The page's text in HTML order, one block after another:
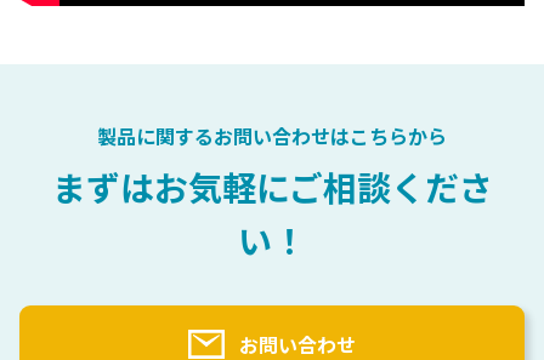
製品に関するお問い合わせはこちらから
まずはお気軽にご相談くださ
い！
お問い合わせ